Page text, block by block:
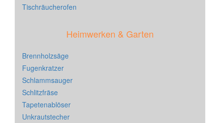
Tischräucherofen
Heimwerken & Garten
Brennholzsäge
Fugenkratzer
Schlammsauger
Schlitzfräse
Tapetenablöser
Unkrautstecher